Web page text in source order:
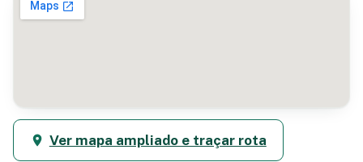
Ver mapa ampliado e traçar rota